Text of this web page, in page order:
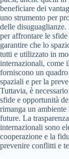
beneficiare dei
uno strumento per
delle
per affrontare le
garantire che lo
tutti e utilizzato in
internazionali, come il
forniscono un
spaziali e per la
Tuttavia, è
sfide e opportunità
rimanga un
future. La
internazionali sono
cooperazione e la
prevenire conflitti e